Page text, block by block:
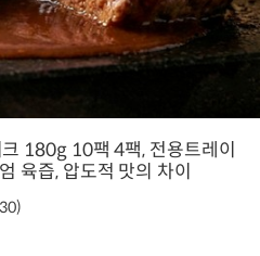
180g 10팩 4팩, 전용트레이
육즙, 압도적 맛의 차이